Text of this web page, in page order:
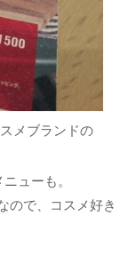
メブランドの
ューも。
ので、コスメ好き